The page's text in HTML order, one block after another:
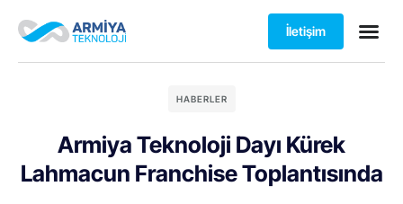
İletişim
HABERLER
Armiya Teknoloji Dayı Kürek
Lahmacun Franchise Toplantısında